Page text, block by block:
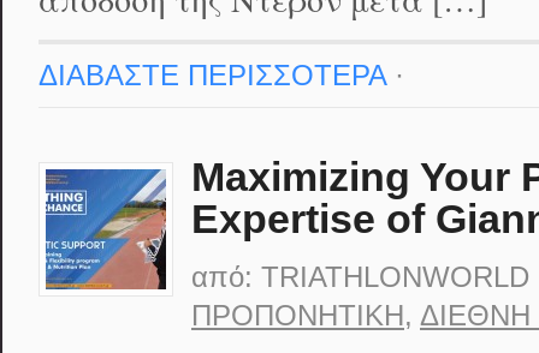
ΔΙΑΒΑΣΤΕ ΠΕΡΙΣΣΟΤΕΡΑ·
Maximizing Your
Expertise of
από: TRIATHLONWORLD
ΠΡΟΠΟΝΗΤΙΚΉ,